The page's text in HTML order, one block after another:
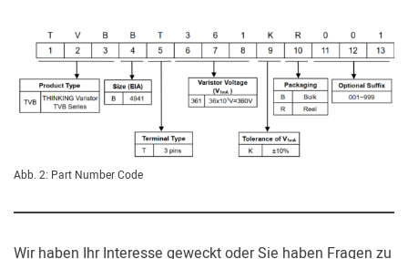
Abb. 2: Part Number Code
Wir haben Ihr Interesse geweckt oder Sie haben Fragen zu